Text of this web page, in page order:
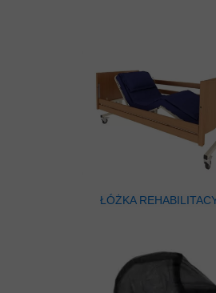
ŁÓŻKA